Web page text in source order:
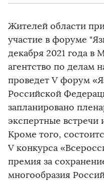
Жителей области
участие в форуме
декабря 2021 года в
агентство по делам
проведет V форум
Российской
запланировано
экспертные встречи
Кроме того,
V конкурса
премия за
многообразия